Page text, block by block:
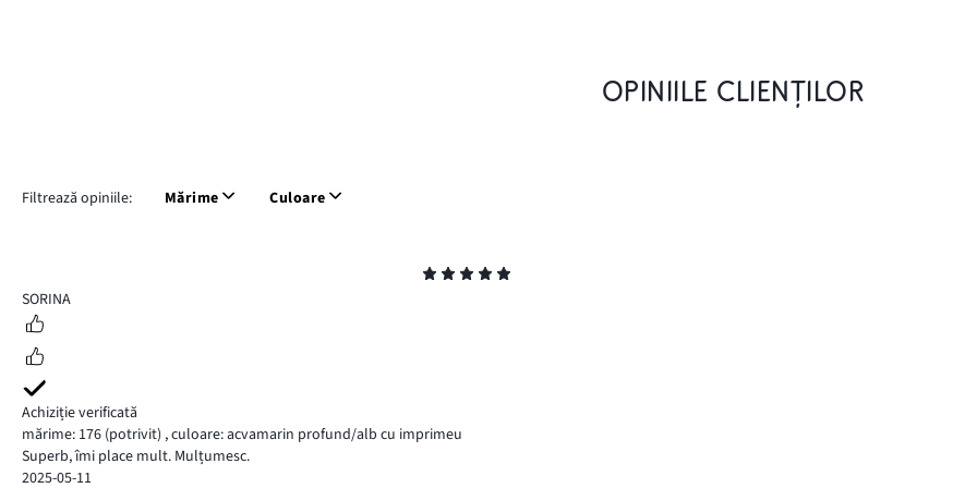
OPINIILE CLIENȚILOR
Filtrează opiniile: Mărime Culoare
5
SORINA
Achiziție verificată
mărime: 176 (potrivit) ,culoare: acvamarin profund/alb cu imprimeu
Superb, îmi place mult. Mulțumesc.
2025-05-11